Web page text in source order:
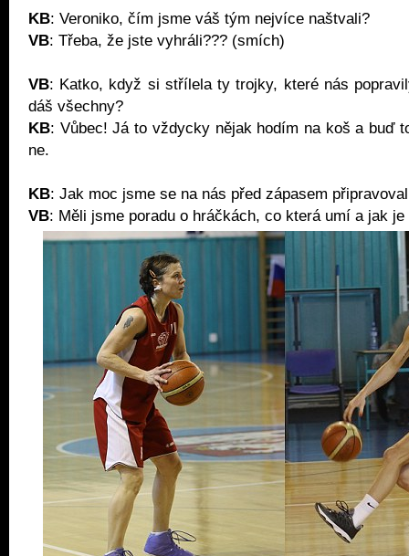
KB: Veroniko, čím jsme váš tým nejvíce naštvali?
VB: Třeba, že jste vyhráli??? (smích)
VB: Katko, když si střílela ty trojky, které nás
dáš všechny?
KB: Vůbec! Já to vždycky nějak hodím na koš a buď
ne.
KB: Jak moc jsme se na nás před zápasem
VB: Měli jsme poradu o hráčkách, co která umí a jak je